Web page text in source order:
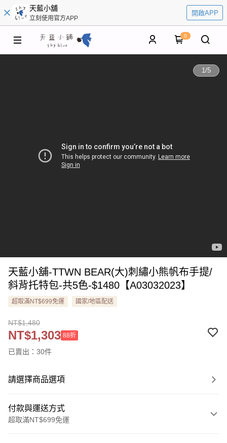
天藍小舖
立刻使用官方APP
開啟APP
0
1/5
天藍小舖-TTWN BEAR(大)刺繡小熊帆布手提/
斜背托特包-共5色-$1480【A03032023】
超取滿NT$699免運 國家/地區配送
NT$1,480
NT$1,303 88折
已賣出：30件
請選擇商品選項
付款與運送方式
超取滿NT$699免運